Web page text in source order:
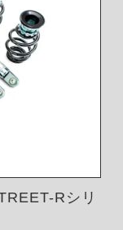
Rシリ